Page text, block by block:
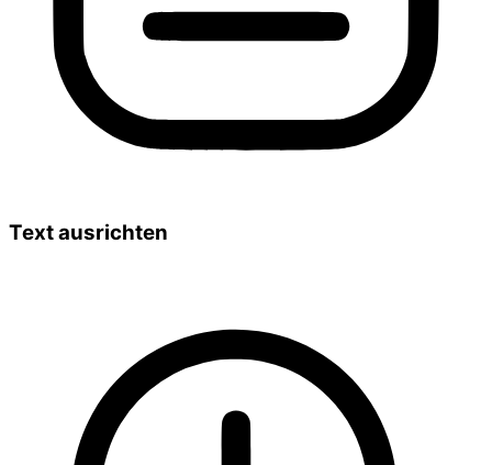
Text ausrichten